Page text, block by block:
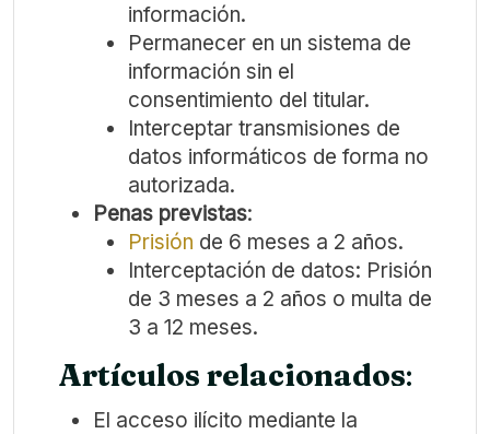
información.
Permanecer en un sistema de
información sin el
consentimiento del titular.
Interceptar transmisiones de
datos informáticos de forma no
autorizada.
Penas previstas:
Prisión de 6 meses a 2 años.
Interceptación de datos: Prisión
de 3 meses a 2 años o multa de
3 a 12 meses.
Artículos relacionados:
El acceso ilícito mediante la